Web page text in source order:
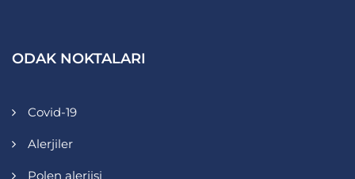
ODAK NOKTALARI
Covid-19
Alerjiler
Polen alerjisi